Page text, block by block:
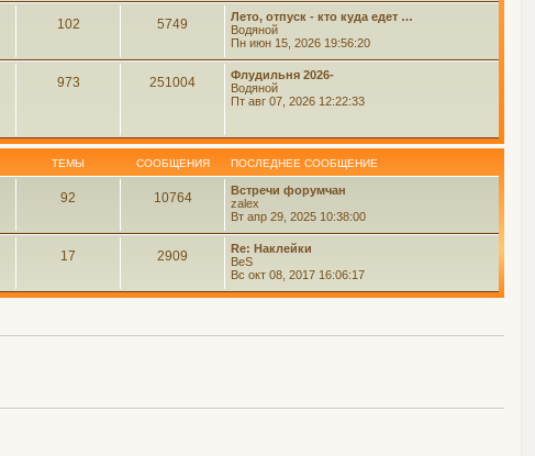
102 5749
Лето, отпуск - кто куда едет …
Водяной
Пн июн 15, 2026 19:56:20
973 251004
Флудильня 2026-
Водяной
Пт авг 07, 2026 12:22:33
ТЕМЫ СООБЩЕНИЯ ПОСЛЕДНЕЕ СООБЩЕНИЕ
92 10764
Встречи форумчан
zalex
Вт апр 29, 2025 10:38:00
17 2909
Re: Наклейки
BeS
Вс окт 08, 2017 16:06:17